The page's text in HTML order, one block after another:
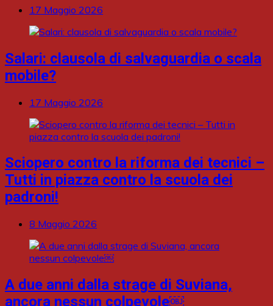
17 Maggio 2026
Salari: clausola di salvaguardia o scala
mobile?
17 Maggio 2026
Sciopero contro la riforma dei tecnici –
Tutti in piazza contro la scuola dei
padroni!
8 Maggio 2026
A due anni dalla strage di Suviana,
ancora nessun colpevole￼